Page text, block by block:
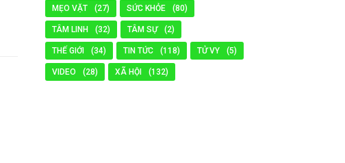
MẸO VẶT (27) SỨC KHỎE (80)
TÂM LINH (32) TÂM SỰ (2)
THẾ GIỚI (34) TIN TỨC (118) TỬ VY (5)
VIDEO (28) XÃ HỘI (132)